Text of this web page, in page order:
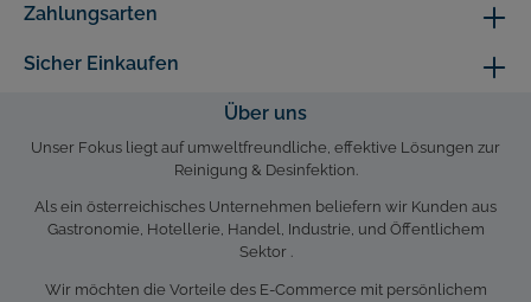
Zahlungsarten
Sicher Einkaufen
Über uns
Unser Fokus liegt auf umweltfreundliche, effektive Lösungen zur
Reinigung & Desinfektion.
Als ein österreichisches Unternehmen beliefern wir Kunden aus
Gastronomie, Hotellerie, Handel, Industrie, und Öffentlichem
Sektor .
Wir möchten die Vorteile des E-Commerce mit persönlichem